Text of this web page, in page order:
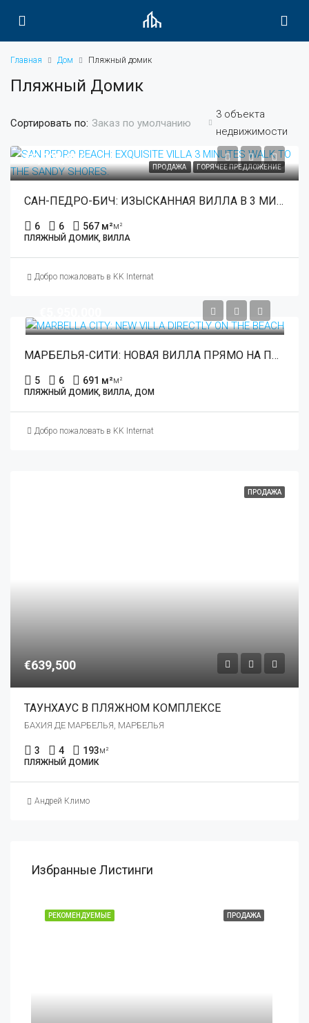
Главная Дом Пляжный домик
Пляжный Домик
3 объекта
недвижимости
Сортировать по: Заказ по умолчанию
ПРОДАЖА ГОРЯЧЕЕ ПРЕДЛОЖЕНИЕ
€3,795,000
САН-ПЕДРО-БИЧ: ИЗЫСКАННАЯ ВИЛЛА В 3 МИНУТАХ ПЕШКОМ ДО ПЕСЧАНОГО БЕРЕГА.
6 6 567 м²м²
ПЛЯЖНЫЙ ДОМИК, ВИЛЛА
Добро пожаловать в KK International Estate
МАРБЕЛЬЯ-СИТИ: НОВАЯ ВИЛЛА ПРЯМО НА ПЛЯЖЕ
5 6 691 м²м²
ПЛЯЖНЫЙ ДОМИК, ВИЛЛА, ДОМ
Добро пожаловать в KK International Estate
ПРОДАЖА
€639,500
ТАУНХАУС В ПЛЯЖНОМ КОМПЛЕКСЕ
БАХИЯ ДЕ МАРБЕЛЬЯ, МАРБЕЛЬЯ
3 4 193м²
ПЛЯЖНЫЙ ДОМИК
Андрей Климо
Избранные Листинги
ПРОДАЖА
РЕКОМЕНДУЕМЫЕ